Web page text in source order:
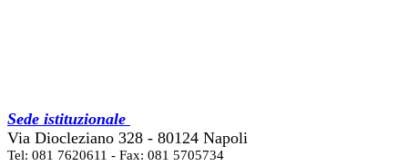
Sede istituzionale
Via Diocleziano 328 - 80124 Napoli
Tel: 081 7620611 - Fax: 081 5705734